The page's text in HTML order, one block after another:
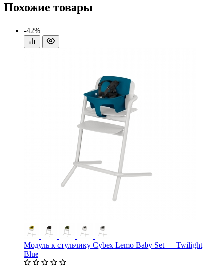
Похожие товары
-42%
Модуль к стульчику Cybex Lemo Baby Set — Twilight
Blue